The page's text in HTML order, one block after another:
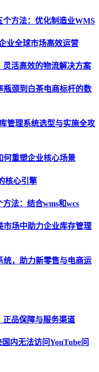
方法：优化制造业WMS
业全球市场高效运营
活高效的物流解决方案
瓶颈到白茶电商标杆的数
管理系统选型与实施全攻
何重塑企业核心场景
核心引擎
法：结合wms和wcs
市场中助力企业库存管理
统，助力新零售与电商运
正品保障与服务渠道
内无法访问YouTube问